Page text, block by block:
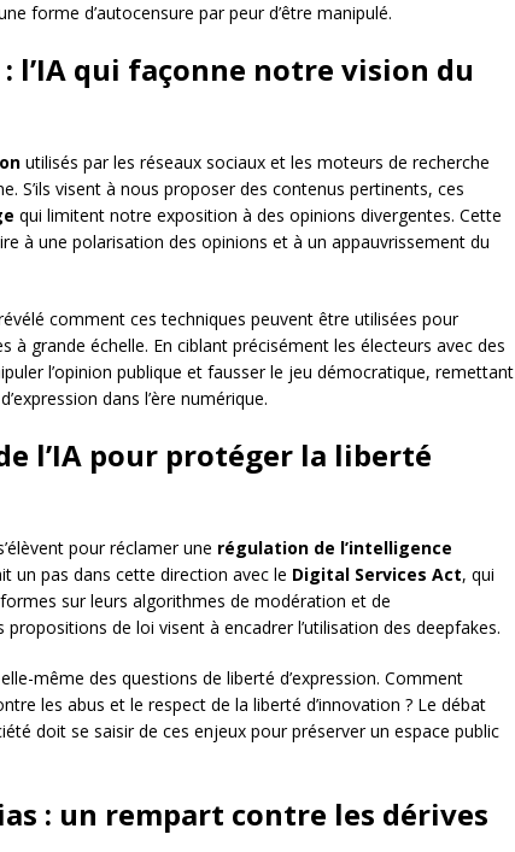
forme d’autocensure par peur d’être manipulé.
l’IA qui façonne notre vision du
utilisés par les réseaux sociaux et les moteurs de recherche
S’ils visent à nous proposer des contenus pertinents, ces
qui limitent notre exposition à des opinions divergentes. Cette
à une polarisation des opinions et à un appauvrissement du
comment ces techniques peuvent être utilisées pour
grande échelle. En ciblant précisément les électeurs avec des
l’opinion publique et fausser le jeu démocratique, remettant
dans l’ère numérique.
l’IA pour protéger la liberté
pour réclamer une régulation de l’intelligence
un pas dans cette direction avec le Digital Services Act, qui
sur leurs algorithmes de modération et de
propositions de loi visent à encadrer l’utilisation des deepfakes.
même des questions de liberté d’expression. Comment
les abus et le respect de la liberté d’innovation ? Le débat
doit se saisir de ces enjeux pour préserver un espace public
: un rempart contre les dérives